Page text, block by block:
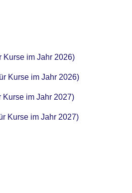
Kurse im Jahr 2026)
Kurse im Jahr 2026)
Kurse im Jahr 2027)
Kurse im Jahr 2027)